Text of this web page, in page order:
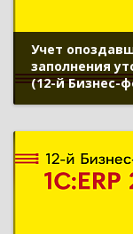
Учет
заполнения
(12-й Бизнес-